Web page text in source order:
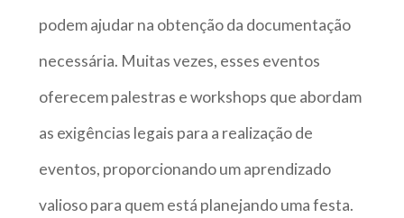
podem ajudar na obtenção da documentação
necessária. Muitas vezes, esses eventos
oferecem palestras e workshops que abordam
as exigências legais para a realização de
eventos, proporcionando um aprendizado
valioso para quem está planejando uma festa.